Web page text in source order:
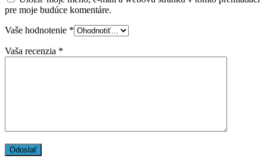
pre moje budúce komentáre.
Vaše hodnotenie *
Vaša recenzia *